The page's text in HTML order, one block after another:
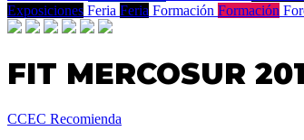
Exposiciones Feria Feria Formación Formación
FIT MERCOSUR
CCEC Recomienda